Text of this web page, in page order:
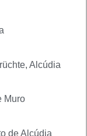
Alcúdia
Muro
de Alcúdia